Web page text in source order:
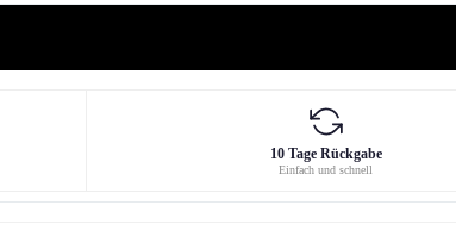
10 Tage Rückgabe
Einfach und schnell